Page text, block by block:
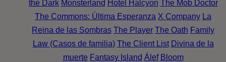
the Dark Monsterland Hotel Halcyon The Mob Doctor
The Commons: Última Esperanza X Company La
Reina de las Sombras The Player The Oath Family
Law (Casos de familia) The Client List Divina de la
muerte Fantasy Island Álef Bloom